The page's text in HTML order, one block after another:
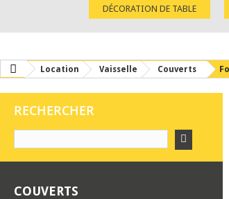
DÉCORATION DE TABLE
Location Vaisselle Couverts
RECHERCHER
COUVERTS